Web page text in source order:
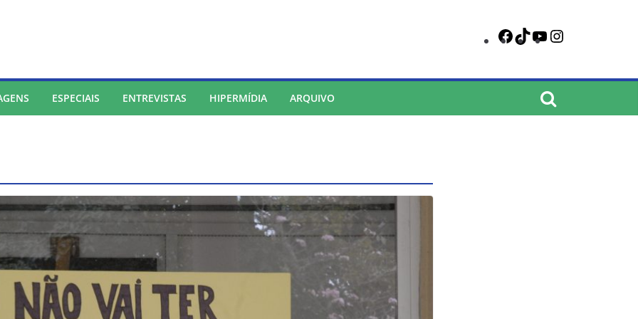
Facebook
TikTokYouTube
ESPECIAIS ENTREVISTAS HIPERMÍDIA ARQUIVO